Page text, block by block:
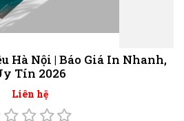
Hà Nội | Báo Giá In Nhanh,
Tín 2026
Liên hệ